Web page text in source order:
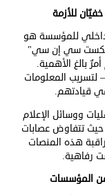
للأزمة
للمؤسسة هو
"كيكست سي إن سي"
بالغ الأهمية.
المعلومات
قيادتهم.
ووسائل الإعلام
حيث تتفاوض عصابات
هذه المنصات
رفاهية.
المؤسسات